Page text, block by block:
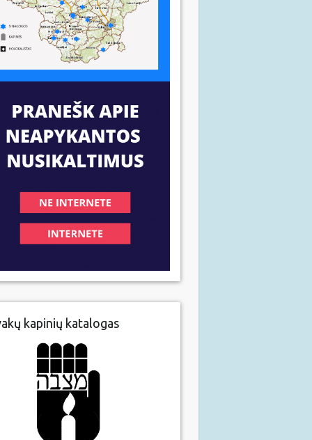
kapinių katalogas